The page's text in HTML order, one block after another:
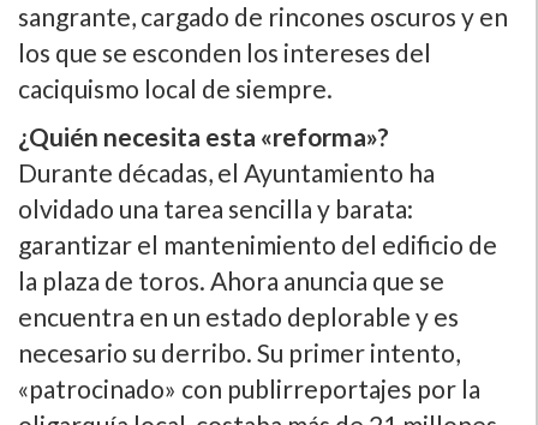
sangrante, cargado de rincones oscuros y en
los que se esconden los intereses del
caciquismo local de siempre.
¿Quién necesita esta «reforma»?
Durante décadas, el Ayuntamiento ha
olvidado una tarea sencilla y barata:
garantizar el mantenimiento del edificio de
la plaza de toros. Ahora anuncia que se
encuentra en un estado deplorable y es
necesario su derribo. Su primer intento,
«patrocinado» con publirreportajes por la